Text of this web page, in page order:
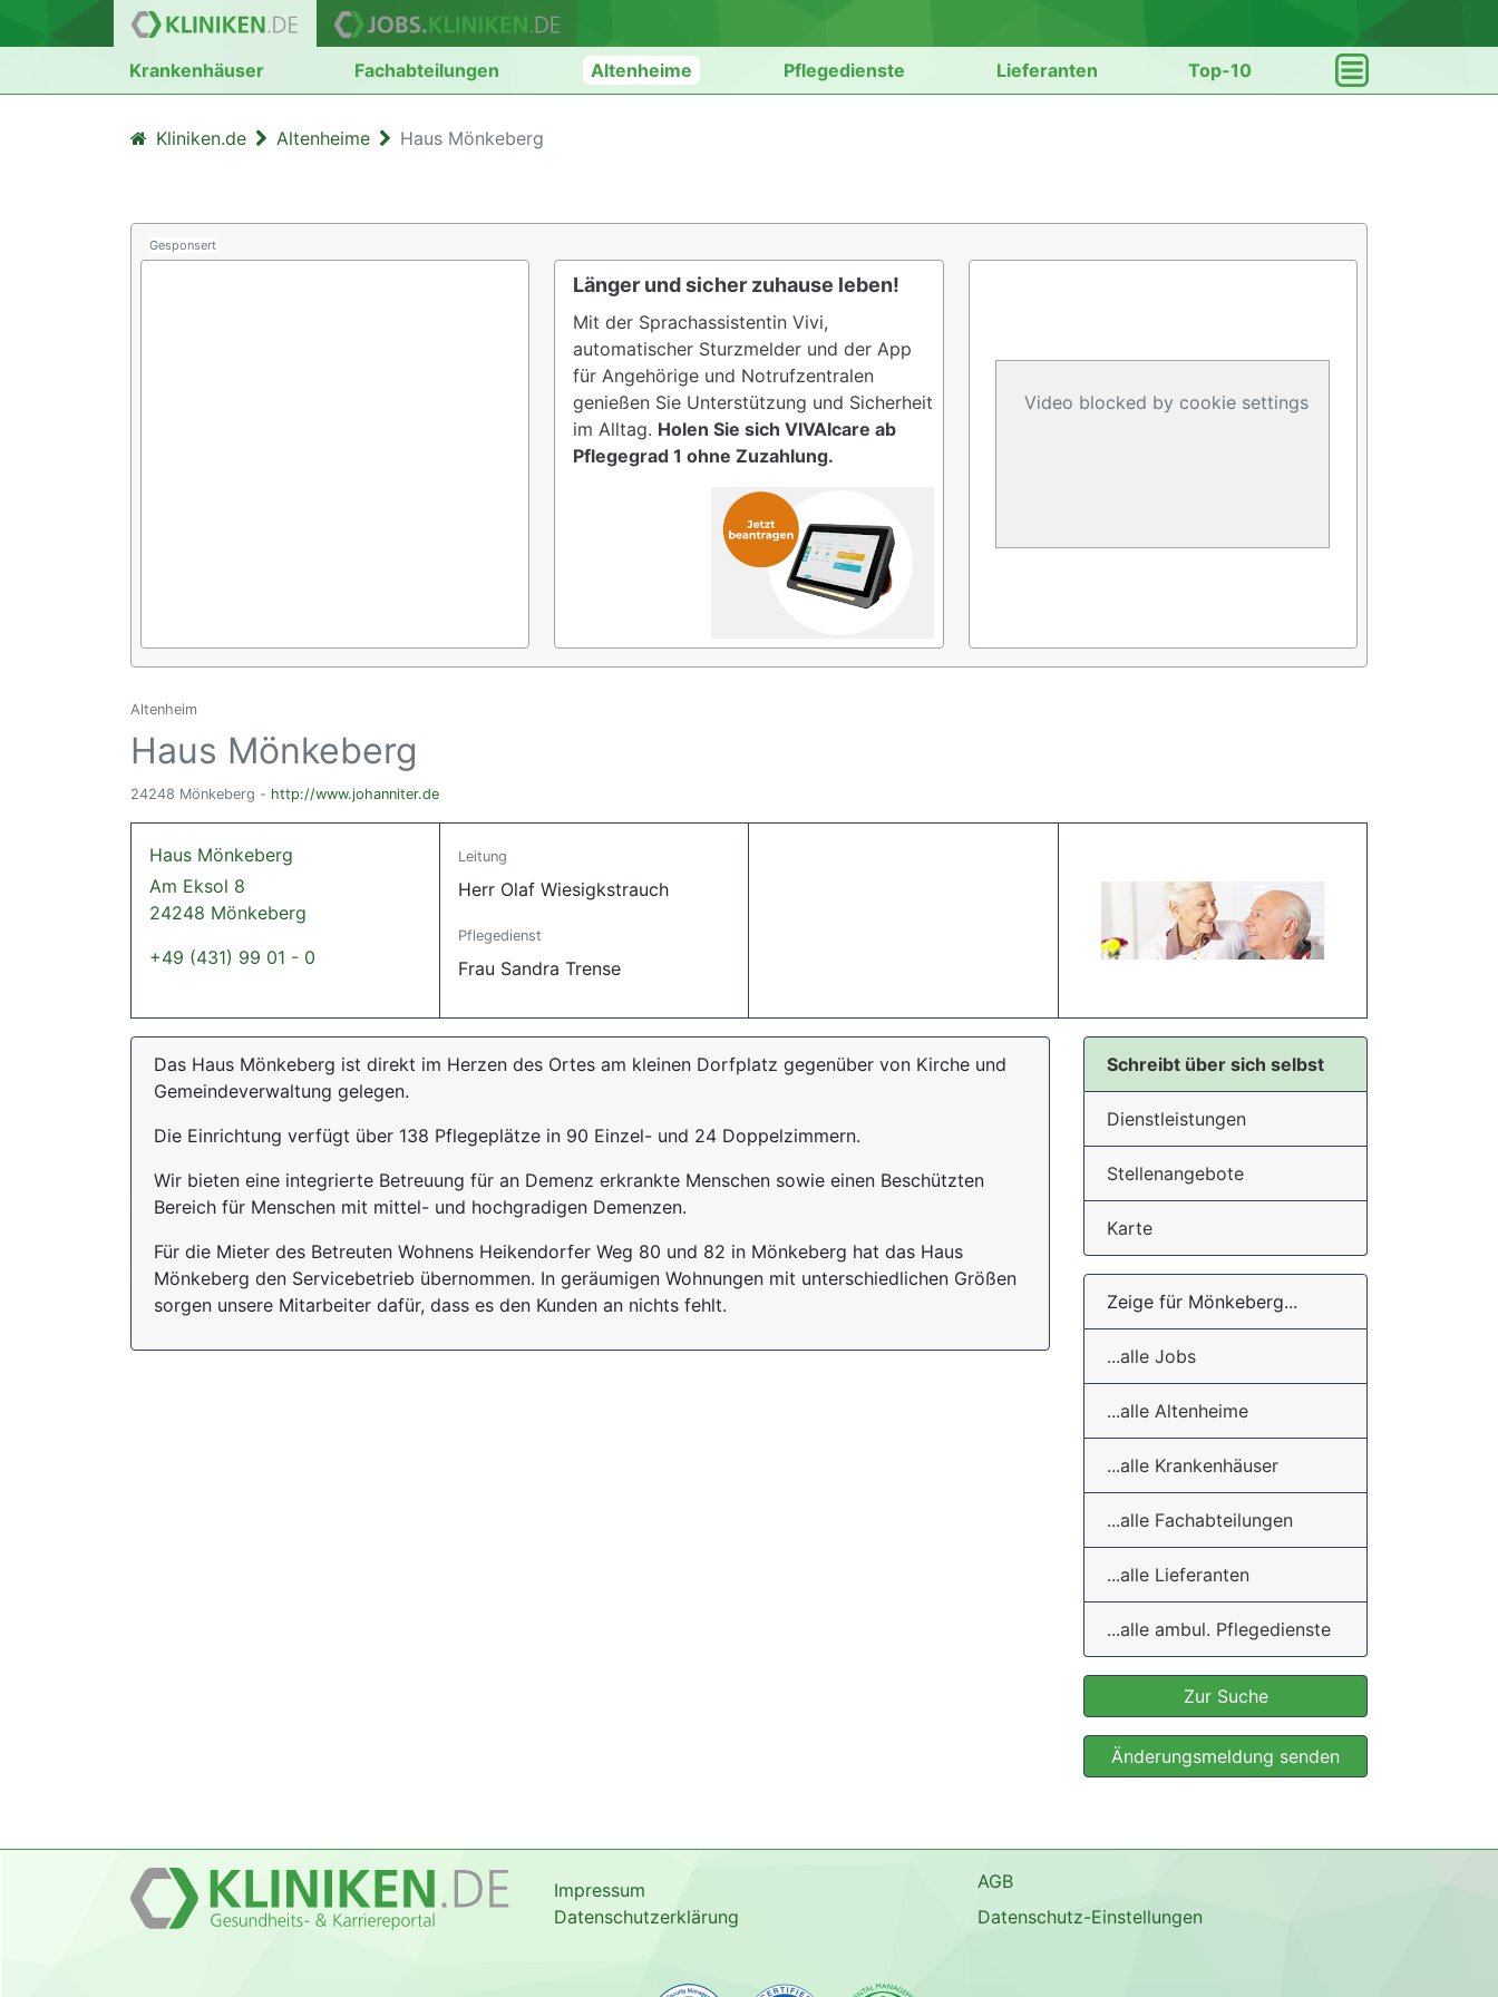
Krankenhäuser Fachabteilungen Altenheime Pflegedienste Lieferanten Top-10
Kliniken.de Altenheime Haus Mönkeberg
Gesponsert
Länger und sicher zuhause leben!
Mit der Sprachassistentin Vivi,
automatischer Sturzmelder und der App
für Angehörige und Notrufzentralen
genießen Sie Unterstützung und Sicherheit
im Alltag. Holen Sie sich VIVAIcare ab
Pflegegrad 1 ohne Zuzahlung.
Video blocked by cookie settings
Altenheim
Haus Mönkeberg
24248 Mönkeberg - http://www.johanniter.de
Haus Mönkeberg
Am Eksol 8
24248 Mönkeberg
+49 (431) 99 01 - 0
Leitung
Herr Olaf Wiesigkstrauch
Pflegedienst
Frau Sandra Trense
Das Haus Mönkeberg ist direkt im Herzen des Ortes am kleinen Dorfplatz gegenüber von Kirche und
Gemeindeverwaltung gelegen.
Die Einrichtung verfügt über 138 Pflegeplätze in 90 Einzel- und 24 Doppelzimmern.
Wir bieten eine integrierte Betreuung für an Demenz erkrankte Menschen sowie einen Beschützten
Bereich für Menschen mit mittel- und hochgradigen Demenzen.
Für die Mieter des Betreuten Wohnens Heikendorfer Weg 80 und 82 in Mönkeberg hat das Haus
Mönkeberg den Servicebetrieb übernommen. In geräumigen Wohnungen mit unterschiedlichen Größen
sorgen unsere Mitarbeiter dafür, dass es den Kunden an nichts fehlt.
Schreibt über sich selbst
Dienstleistungen
Stellenangebote
Karte
Zeige für Mönkeberg...
...alle Jobs
...alle Altenheime
...alle Krankenhäuser
...alle Fachabteilungen
...alle Lieferanten
...alle ambul. Pflegedienste
Zur Suche
Änderungsmeldung senden
Impressum
Datenschutzerklärung
AGB
Datenschutz-Einstellungen